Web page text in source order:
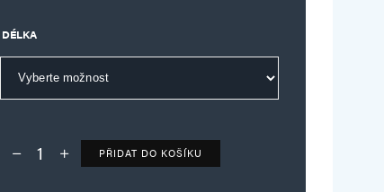
DÉLKA
Deník TO – verze bez reklam množství
PŘIDAT DO KOŠÍKU